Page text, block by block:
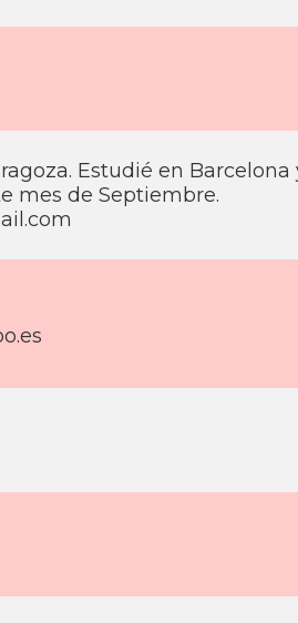
Estudié en
mes de Septiembre.